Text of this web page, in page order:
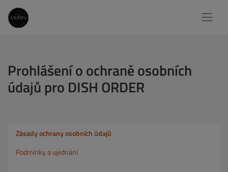
Prohlášení o ochraně osobních
údajů pro DISH ORDER
Zásady ochrany osobních údajů
Podmínky a ujednání